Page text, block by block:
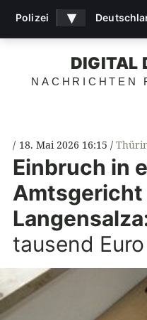
DIGITAL
NACHRICHTEN
18. Mai 2026 16:15
Einbruch in
Amtsgericht
tausend
Polizei ▾